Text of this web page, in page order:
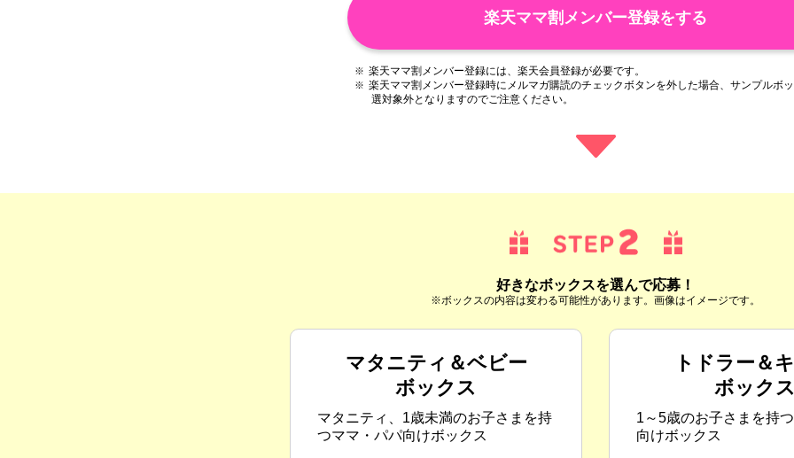
楽天ママ割メンバー登録をする
※ 楽天ママ割メンバー登録には、楽天会員登録が必要です。
※ 楽天ママ割メンバー登録時にメルマガ購読のチェックボタンを外した場合、サンプルボ
選対象外となりますのでご注意ください。
好きなボックスを選んで応募！
※ボックスの内容は変わる可能性があります。画像はイメージです。
マタニティ＆ベビー
ボックス
マタニティ、1歳未満のお子さまを持
つママ・パパ向けボックス
トドラー＆
ボック
1～5歳のお子さまを持
向けボックス